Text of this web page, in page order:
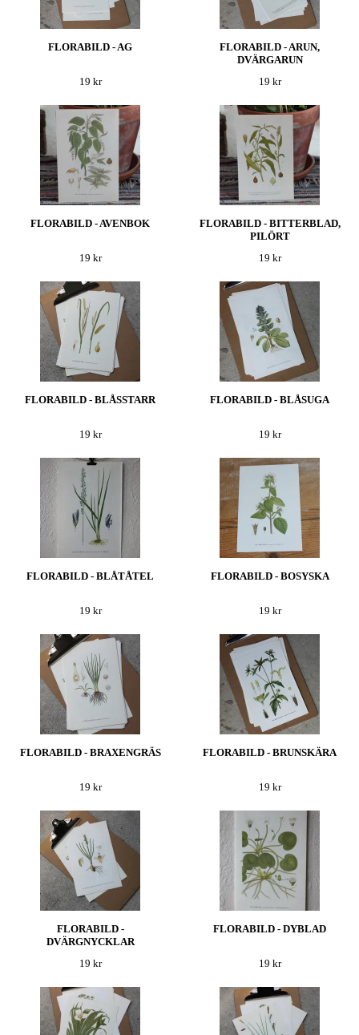
FLORABILD - AG
19 kr
FLORABILD - ARUN,
DVÄRGARUN
19 kr
FLORABILD - AVENBOK
19 kr
FLORABILD - BITTERBLAD,
PILÖRT
19 kr
FLORABILD - BLÅSSTARR
19 kr
FLORABILD - BLÅSUGA
19 kr
FLORABILD - BLÅTÅTEL
19 kr
FLORABILD - BOSYSKA
19 kr
FLORABILD - BRAXENGRÄS
19 kr
FLORABILD - BRUNSKÄRA
19 kr
FLORABILD -
DVÄRGNYCKLAR
19 kr
FLORABILD - DYBLAD
19 kr